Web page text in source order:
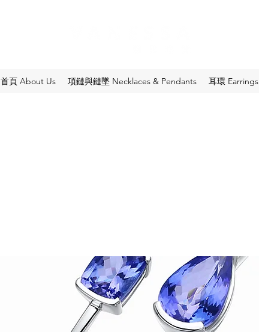
首頁 About Us 項鏈與鏈墜 Necklaces & Pendants 耳環 Earrings